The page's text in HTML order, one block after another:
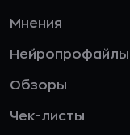
Мнения
Нейропрофайлы
Обзоры
Чек-листы